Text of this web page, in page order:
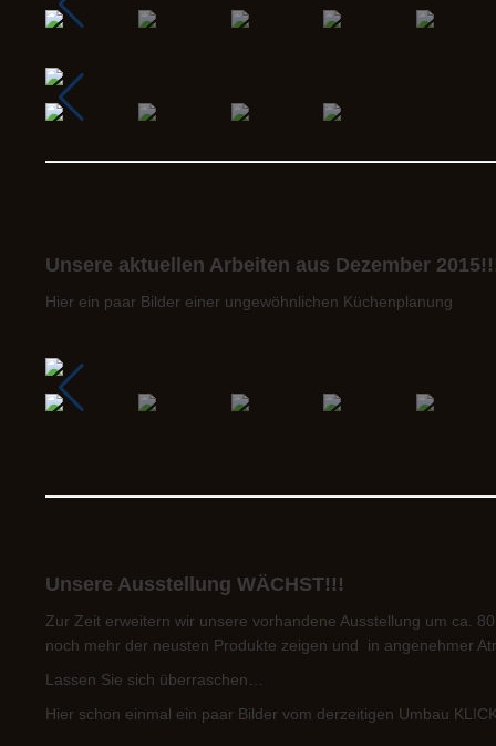
Unsere aktuellen Arbeiten aus Dezember
Hier ein paar Bilder einer ungewöhnlichen Küchenplanung
Unsere Ausstellung WÄCHST!!!
Zur Zeit erweitern wir unsere vorhandene Ausstellung um ca.
noch mehr der neusten Produkte zeigen und in angenehmer
Lassen Sie sich überraschen…
Hier schon einmal ein paar Bilder vom derzeitigen Umbau